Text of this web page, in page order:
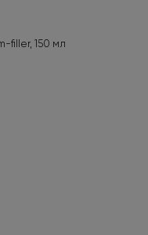
filler, 150 мл